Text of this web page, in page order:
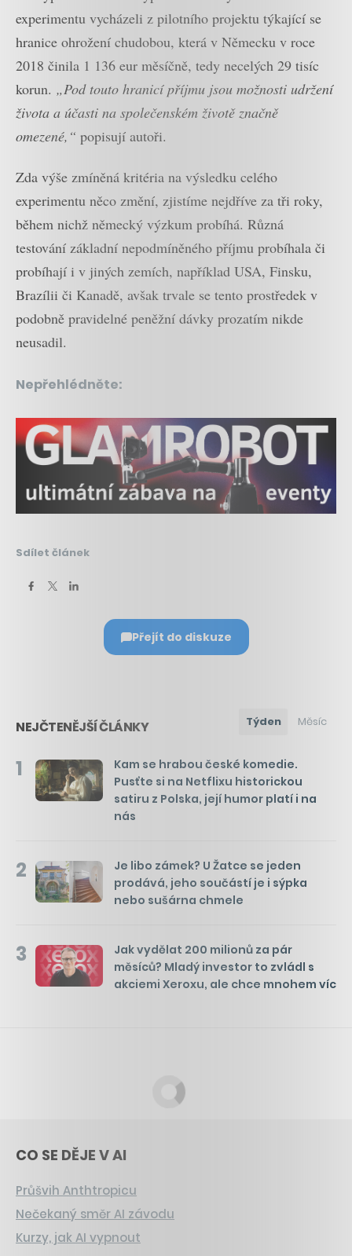
experimentu vycházeli z pilotního projektu týkající se
hranice ohrožení chudobou, která v Německu v roce
2018 činila 1 136 eur měsíčně, tedy necelých 29 tisíc
korun. „Pod touto hranicí příjmu jsou možnosti udržení
života a účasti na společenském životě značně
omezené,“ popisují autoři.
Zda výše zmíněná kritéria na výsledku celého
experimentu něco změní, zjistíme nejdříve za tři roky,
během nichž německý výzkum probíhá. Různá
testování základní nepodmíněného příjmu probíhala či
probíhají i v jiných zemích, například USA, Finsku,
Brazílii či Kanadě, avšak trvale se tento prostředek v
podobně pravidelné peněžní dávky prozatím nikde
neusadil.
Nepřehlédněte:
Sdílet článek
Přejít do diskuze
NEJČTENĚJŠÍ ČLÁNKY Týden Měsíc
1
Kam se hrabou české komedie.
Pusťte si na Netflixu historickou
satiru z Polska, její humor platí i na
nás
2
Je libo zámek? U Žatce se jeden
prodává, jeho součástí je i sýpka
nebo sušárna chmele
3
Jak vydělat 200 milionů za pár
měsíců? Mladý investor to zvládl s
akciemi Xeroxu, ale chce mnohem víc
CO SE DĚJE V AI
Průšvih Anthtropicu
Nečekaný směr AI závodu
Kurzy, jak AI vypnout